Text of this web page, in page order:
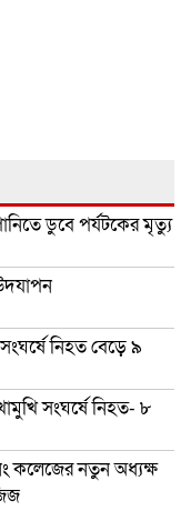
ডুবে পর্যটকের মৃত্যু
নিহত বেড়ে ৯
সংঘর্ষে নিহত- ৮
কলেজের নতুন অধ্যক্ষ